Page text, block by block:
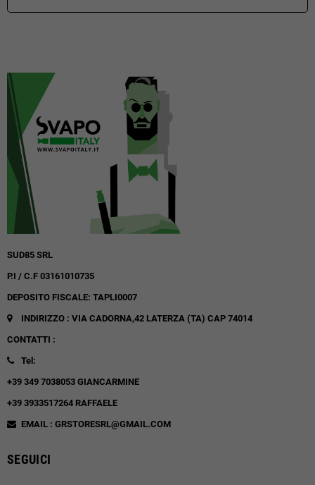
SUD85 SRL
P.I / C.F 03161010735
DEPOSITO FISCALE: TAPLI0007
INDIRIZZO : VIA CADORNA,42 LATERZA (TA) CAP 74014
CONTATTI :
Tel:
+39 349 7038053 GIANCARMINE
+39 3933517264 RAFFAELE
EMAIL : GRSTORESRL@GMAIL.COM
SEGUICI